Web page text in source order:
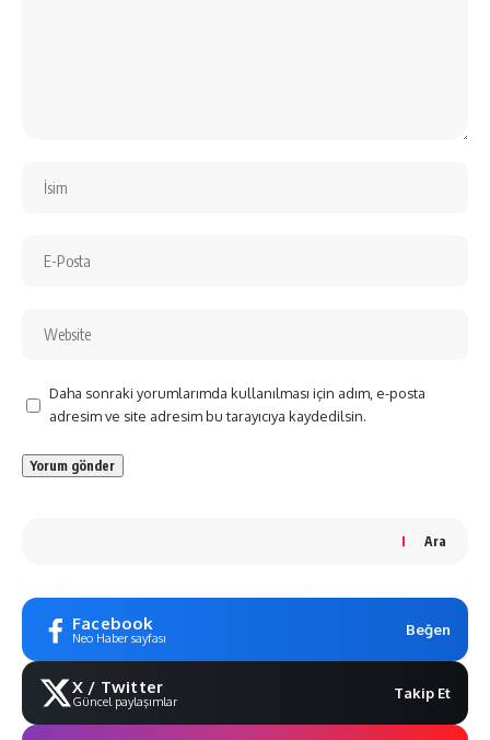
Daha sonraki yorumlarımda kullanılması için adım, e-posta
adresim ve site adresim bu tarayıcıya kaydedilsin.
Ara
Facebook
Neo Haber sayfası Beğen
X / Twitter
Güncel paylaşımlar Takip Et